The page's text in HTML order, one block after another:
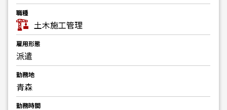
職種
土木施工管理
雇用形態
派遣
勤務地
青森
勤務時間